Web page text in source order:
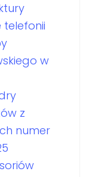
telefonii
w
z
numer